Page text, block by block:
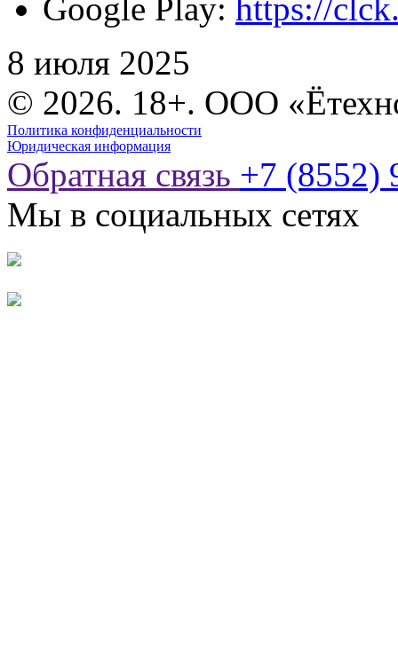
Google Play: https://
8 июля 2025
© 2026. 18+. ООО
Политика конфиденциальности
Юридическая информация
Обратная связь +7 (8552)
Мы в социальных сетях